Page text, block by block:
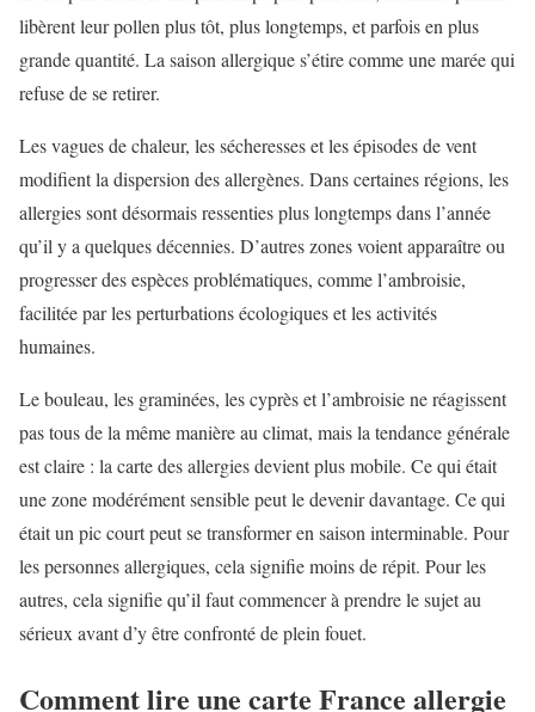
libèrent leur pollen plus tôt, plus longtemps, et parfois en plus
grande quantité. La saison allergique s’étire comme une marée qui
refuse de se retirer.
Les vagues de chaleur, les sécheresses et les épisodes de vent
modifient la dispersion des allergènes. Dans certaines régions, les
allergies sont désormais ressenties plus longtemps dans l’année
qu’il y a quelques décennies. D’autres zones voient apparaître ou
progresser des espèces problématiques, comme l’ambroisie,
facilitée par les perturbations écologiques et les activités
humaines.
Le bouleau, les graminées, les cyprès et l’ambroisie ne réagissent
pas tous de la même manière au climat, mais la tendance générale
est claire : la carte des allergies devient plus mobile. Ce qui était
une zone modérément sensible peut le devenir davantage. Ce qui
était un pic court peut se transformer en saison interminable. Pour
les personnes allergiques, cela signifie moins de répit. Pour les
autres, cela signifie qu’il faut commencer à prendre le sujet au
sérieux avant d’y être confronté de plein fouet.
Comment lire une carte France allergie